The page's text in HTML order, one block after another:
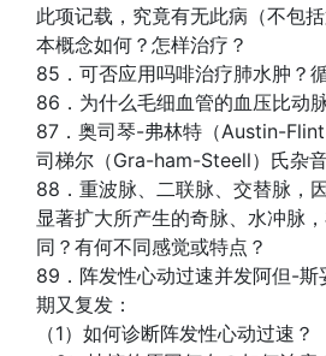
此项记载，究竟有无此病（不包
本概念如何？怎样治疗？
85．可否应用吗啡治疗肺水肿？
86．为什么毛细血管的血压比动
87．奥司琴-弗林特（Austin-
司梯尔（Gra-ham-Steell）氏杂
88．重波脉、二联脉、交替脉，
显著扩大所产生的奇脉、水冲脉
同？有何不同感觉或特点？
89．阵发性心动过速并发阿但-斯
期又复发：
（1）如何诊断阵发性心动过速？